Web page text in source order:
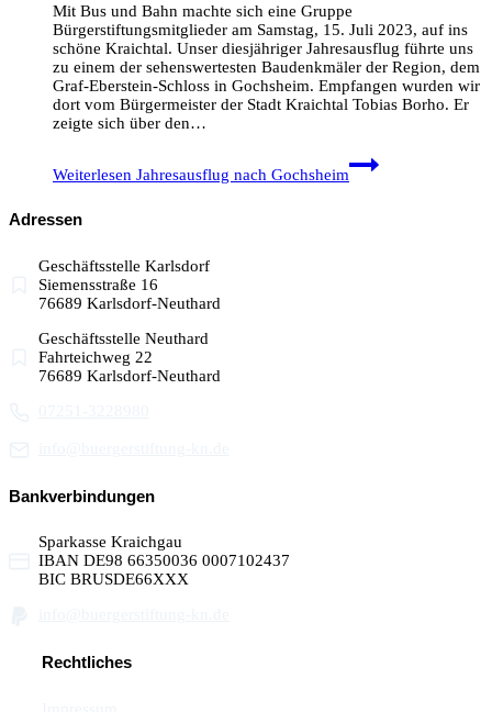
Mit Bus und Bahn machte sich eine Gruppe
Bürgerstiftungsmitglieder am Samstag, 15. Juli 2023, auf ins
schöne Kraichtal. Unser diesjähriger Jahresausflug führte uns
zu einem der sehenswertesten Baudenkmäler der Region, dem
Graf-Eberstein-Schloss in Gochsheim. Empfangen wurden wir
dort vom Bürgermeister der Stadt Kraichtal Tobias Borho. Er
zeigte sich über den…
Weiterlesen Jahresausflug nach Gochsheim
Adressen
Geschäftsstelle Karlsdorf
Siemensstraße 16
76689 Karlsdorf-Neuthard
Geschäftsstelle Neuthard
Fahrteichweg 22
76689 Karlsdorf-Neuthard
Bankverbindungen
Sparkasse Kraichgau
IBAN DE98 66350036 0007102437
BIC BRUSDE66XXX
Rechtliches